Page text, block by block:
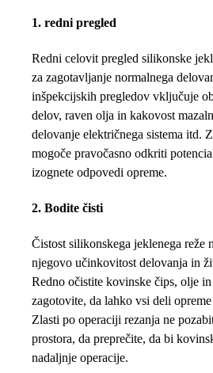
1. redni pregled
Redni celovit pregled silikonske
za zagotavljanje normalnega
inšpekcijskih pregledov vključuje
delov, raven olja in kakovost
delovanje električnega sistema itd.
mogoče pravočasno odkriti
izognete odpovedi opreme.
2. Bodite čisti
Čistost silikonskega jeklenega reže
njegovo učinkovitost delovanja in
Redno očistite kovinske čips, olje
zagotovite, da lahko vsi deli
Zlasti po operaciji rezanja ne
prostora, da preprečite, da bi
nadaljnje operacije.